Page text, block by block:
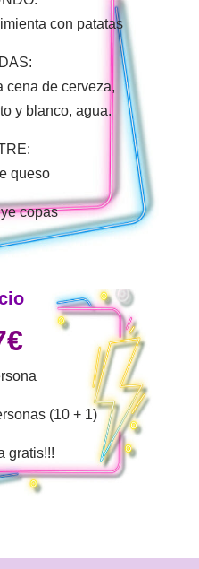
con patatas
cena de cerveza,
y blanco, agua.
queso
copas
(10 + 1)
gratis!!!